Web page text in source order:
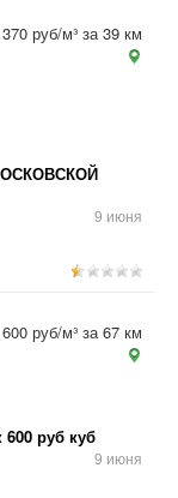
9 июня
370 руб/м³ за 39 км
руб куб
9 июня
600 руб/м³ за 67 км